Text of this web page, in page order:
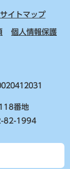
サイトマップ
個人情報保護
番地
82-1994